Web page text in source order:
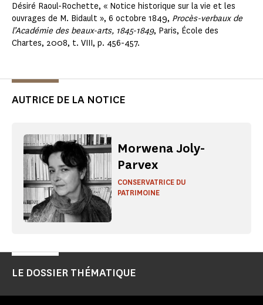
Désiré Raoul-Rochette, « Notice historique sur la vie et les
ouvrages de M. Bidault », 6 octobre 1849, Procès-verbaux de
l’Académie des beaux-arts, 1845-1849, Paris, École des
Chartes, 2008, t. VIII, p. 456-457.
AUTRICE DE LA NOTICE
Morwena Joly-
Parvex
CONSERVATRICE DU
PATRIMOINE
LE DOSSIER THÉMATIQUE